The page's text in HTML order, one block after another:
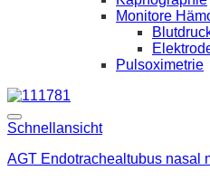
Monitore
Pulsoximetrie
Schnellansicht
AGT Endotrachealtubus nasal